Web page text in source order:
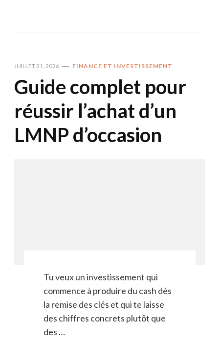
JUILLET 21, 2026 FINANCE ET INVESTISSEMENT
Guide complet pour
réussir l’achat d’un
LMNP d’occasion
Tu veux un investissement qui
commence à produire du cash dès
la remise des clés et qui te laisse
des chiffres concrets plutôt que
des …